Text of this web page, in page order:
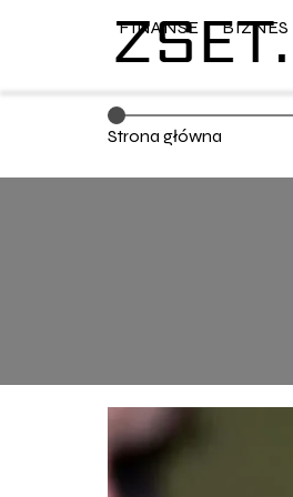
FINANSE BIZNES
Strona główna